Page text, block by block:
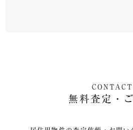
CONTACT
無料査定・